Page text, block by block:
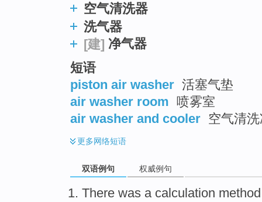
空气清洗器
洗气器
[建] 净气器
短语
piston air washer 活塞气垫
air washer room 喷雾室
air washer and cooler 空气清
更多网络短语
双语例句 权威例句
There was a calculation